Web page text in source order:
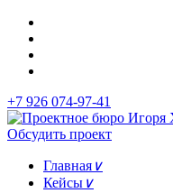
+7 926 074-97-41
Обсудить проект
Главная ∨
Кейсы ∨